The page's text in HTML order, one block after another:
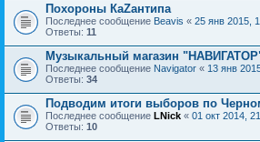
Похороны КаZантипа
Последнее сообщение Beavis « 25 янв 2015,
Ответы: 11
Музыкальный магазин
Последнее сообщение Navigator « 13 янв
Ответы: 34
Подводим итоги выборов по
Последнее сообщение LNick « 01 окт 2014,
Ответы: 10